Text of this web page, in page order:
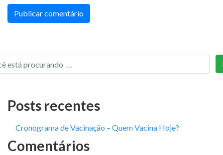
Posts recentes
Cronograma de Vacinação – Quem Vacina Hoje?
Comentários